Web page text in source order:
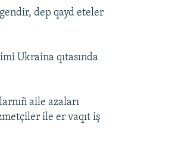
dep qayd eteler
Ukraina qıtasında
aile azaları
ile er vaqıt iş